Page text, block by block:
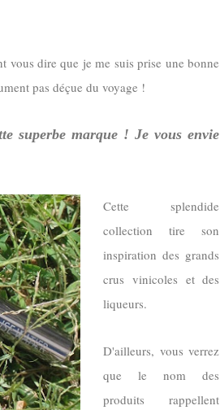
vous dire que je me suis prise une bonne
pas déçue du voyage !
superbe marque ! Je vous envie
Cette splendide
collection tire son
inspiration des grands
crus vinicoles et des
liqueurs.
D'ailleurs, vous verrez
que le nom des
produits rappellent